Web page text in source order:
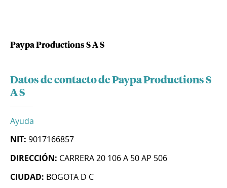
Paypa Productions S A S
Datos de contacto de Paypa Productions S
A S
Ayuda
NIT: 9017166857
DIRECCIÓN: CARRERA 20 106 A 50 AP 506
CIUDAD: BOGOTA D C